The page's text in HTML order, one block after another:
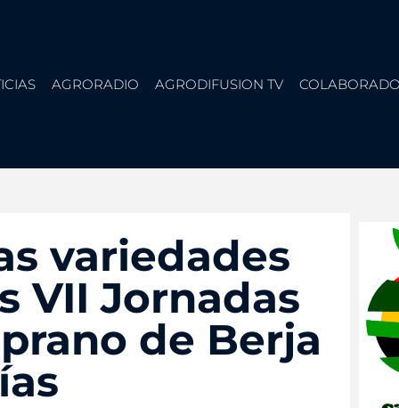
AGRORADIO AGRODIFUSION TV
variedades
VII Jornadas
de Berja